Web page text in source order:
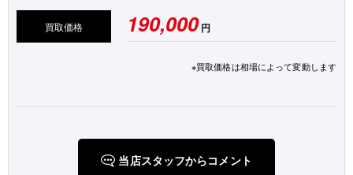
買取価格 190,000円
※買取価格は相場によって変動します
当店スタッフからコメント